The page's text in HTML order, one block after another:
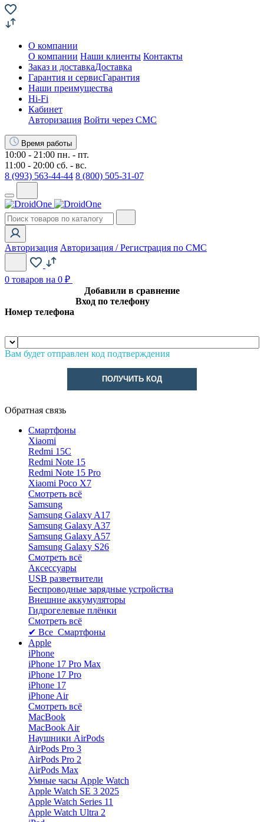
О компании
О компании Наши клиенты Контакты
Заказ и доставкаДоставка
Гарантия и сервисГарантия
Наши преимущества
Hi-Fi
Кабинет
Авторизация Войти через СМС
Время работы
10:00 - 21:00 пн. - пт.
11:00 - 20:00 сб. - вс.
8 (993) 563-44-44 8 (800) 505-31-07
Авторизация Авторизация / Регистрация по СМС
0 товаров на 0 ₽
Добавили в сравнение
Вход по телефону
Номер телефона
Вам будет отправлен код подтверждения
ПОЛУЧИТЬ КОД
Обратная связь
Смартфоны
Xiaomi
Redmi 15C
Redmi Note 15
Redmi Note 15 Pro
Xiaomi Poco X7
Смотреть всё
Samsung
Samsung Galaxy A17
Samsung Galaxy A37
Samsung Galaxy A57
Samsung Galaxy S26
Смотреть всё
Аксессуары
USB разветвители
Беспроводные зарядные устройства
Внешние аккумуляторы
Гидрогелевые плёнки
Смотреть всё
✔ Все Смартфоны
Apple
iPhone
iPhone 17 Pro Max
iPhone 17 Pro
iPhone 17
iPhone Air
Смотреть всё
MacBook
MacBook Air
Наушники AirPods
AirPods Pro 3
AirPods Pro 2
AirPods Max
Умные часы Apple Watch
Apple Watch SE 3 2025
Apple Watch Series 11
Apple Watch Ultra 2